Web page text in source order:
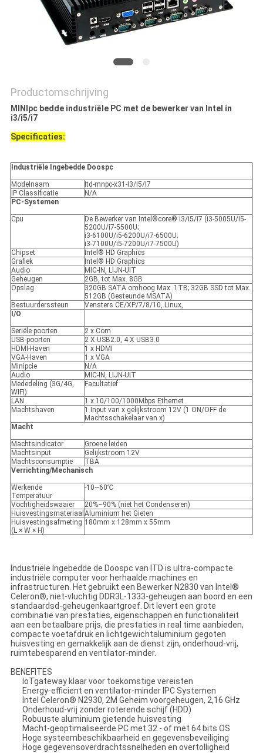
Productomschrijving
MINIpc bedde industriële PC met de bewerker van Intel in
i3/i5/i7
Specificaties:
Industriële Ingebedde Doospc
Modelnaam
Itd-mnpc-x31-I3/I5/I7
IP Classificatie
N/A
PC-Systemen
Cpu
De Bewerker van Intel®core® i3/i5/i7 (i3-5005U/i5-
5200U/i7-5500U;
i3-6100U/i5-6200U/i7-6500U;
i3-7100U/i5-7200U/i7-7500U)
Chipset
Intel® HD Graphics
Grafiek
Intel® HD Graphics
Audio
MIC-IN, LIJN-UIT
Geheugen
2GB, tot Max. 8GB
Opslag
320GB SATA omhoog Max. 1TB; 32GB SSD tot Max.
512GB (Gesteunde MSATA)
Bestuurderssteun
Vensters CE/XP/7/8/10, Linux,
I/O
Seriële poorten
2 x Com
USB-poorten
2 X USB2.0, 4 X USB3.0
HDMI-Haven
1 x HDMI
VGA-Haven
1 x VGA
Minipcie
N/A
Audio
MIC-IN, LIJN-UIT
Mededeling (3G/4G,
WIFI)
Facultatief
LAN
1 x 10/100/1000Mbps Ethernet
Machtshaven
1 Input van x gelijkstroom 12V (1 ON/OFF de
Machtsschakelaar van x)
Macht
Machtsindicator
Groene leiden
Machtsinput
Gelijkstroom 12V
Machtsconsumptie
TBA
Verrichting/Mechanisch
Werkende
Temperatuur
-10~60℃
Vochtigheidswaaier
20%~90% (niet het Condenseren)
Huisvestingsmateriaal Aluminium het Gieten
Huisvestingsafmeting
(L × W × H)
180mm x 128mm x 55mm
Industriële Ingebedde de Doospc van ITD is ultra-compacte
industriële computer voor herhaalde machines en
infrastructuren. Het gebruikt een Bewerker N2830 van Intel®
Celeron®, niet-vluchtig DDR3L-1333-geheugen aan boord en een
standaardsd-geheugenkaartgroef. Dit levert een grote
combinatie van prestaties, eigenschappen en functionaliteit
aan een betaalbare prijs, die prestaties in real time aanbieden,
compacte voetafdruk en lichtgewichtaluminium gegoten
huisvesting en gemakkelijk aan de dienst zijn, onderhoud-vrij,
ruimtebesparend en ventilator-minder.
BENEFITES
IoTgateway klaar voor toekomstige vereisten
Energy-efficient en ventilator-minder IPC Systemen
Intel Celeron® N2930, 2M Geheim voorgeheugen, 2,16 GHz
Onderhoud-vrij zonder roterende schijf (HDD)
Robuuste aluminium gietende huisvesting
Macht-geoptimaliseerde PC met 32 - of met 64 bits OS
Hoge systeembeschikbaarheid en gegevensbeveiliging
Hoge gegevensoverdrachtssnelheden en overtolligheid